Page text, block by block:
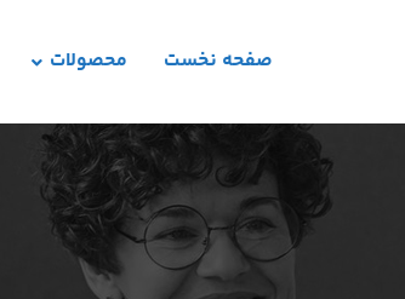
صفحه نخست محصولات